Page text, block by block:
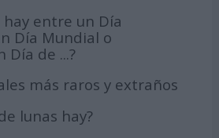
entre un Día
Día Mundial o
de ...?
más raros y extraños
lunas hay?